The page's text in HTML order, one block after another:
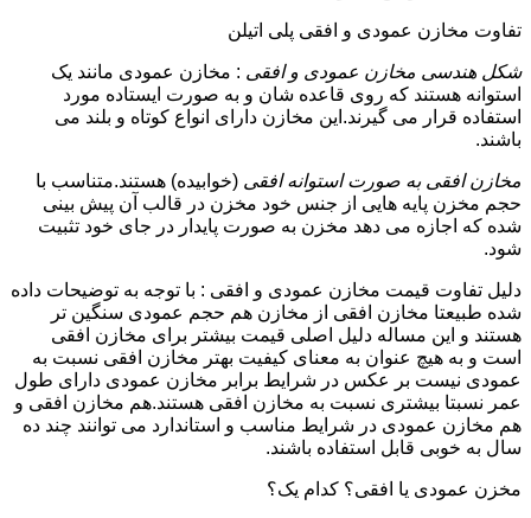
تفاوت مخازن عمودی و افقی پلی اتیلن
شکل هندسی مخازن عمودی و افقی : مخازن عمودی مانند یک
استوانه هستند که روی قاعده شان و به صورت ایستاده مورد
استفاده قرار می گیرند.این مخازن دارای انواع کوتاه و بلند می
باشند.
مخازن افقی به صورت استوانه افقی (خوابیده) هستند.متناسب با
حجم مخزن پایه هایی از جنس خود مخزن در قالب آن پیش بینی
شده که اجازه می دهد مخزن به صورت پایدار در جای خود تثبیت
شود.
دلیل تفاوت قیمت مخازن عمودی و افقی : با توجه به توضیحات داده
شده طبیعتا مخازن افقی از مخازن هم حجم عمودی سنگین تر
هستند و این مساله دلیل اصلی قیمت بیشتر برای مخازن افقی
است و به هیچ عنوان به معنای کیفیت بهتر مخازن افقی نسبت به
عمودی نیست بر عکس در شرایط برابر مخازن عمودی دارای طول
عمر نسبتا بیشتری نسبت به مخازن افقی هستند.هم مخازن افقی و
هم مخازن عمودی در شرایط مناسب و استاندارد می توانند چند ده
سال به خوبی قابل استفاده باشند.
مخزن عمودی یا افقی؟ کدام یک؟